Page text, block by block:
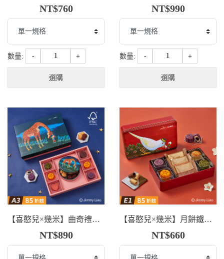
NT$760
數量: - +
選購
NT$990
數量: - +
選購
【喜憨兒×幾米】曲奇禮盒．剛好想你(A3)
NT$890
【喜憨兒×幾米】月餅鐵盒．剛好幸福(E1)
NT$660